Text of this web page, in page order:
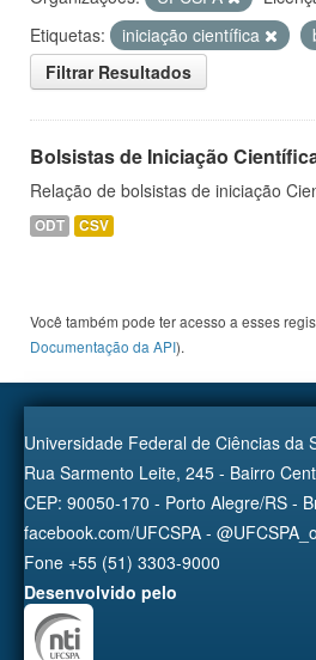
Etiquetas:
iniciação científica
Filtrar Resultados
Bolsistas de Iniciação
Relação de bolsistas de iniciação
ODT CSV
Você também pode ter acesso a esses
Documentação da API).
Universidade Federal de Ciências da
Rua Sarmento Leite, 245 - Bairro
CEP: 90050-170 - Porto Alegre/RS -
facebook.com/UFCSPA -
Fone +55 (51) 3303-9000
Desenvolvido pelo